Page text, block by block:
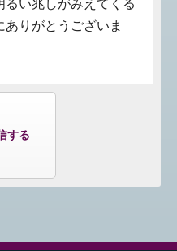
い兆しがみえてくる
りがとうございま
する